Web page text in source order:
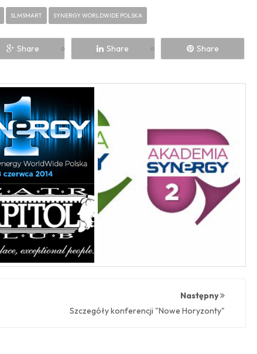
SLMSMART SYNERGY WORLDWIDE POLSKA
Share Share Share
Następny
Szczegóły konferencji "Nowe Horyzonty"